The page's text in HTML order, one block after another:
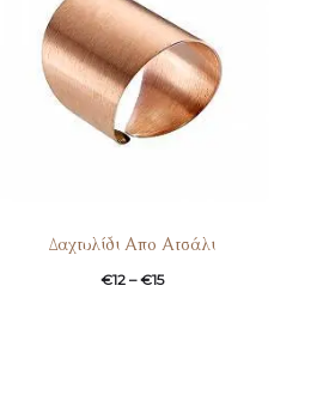
Δαχτυλίδι Απο Ατσάλι
€12 – €15